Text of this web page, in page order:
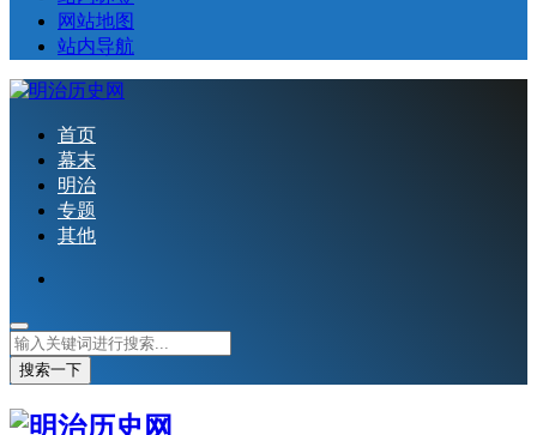
网站地图
站内导航
首页
幕末
明治
专题
其他
搜索一下